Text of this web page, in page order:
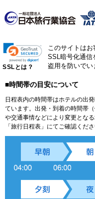
SSLとは？
このサイトは
SSL暗号化通信
盗用を防いでい
■時間帯の目安について
日程表内の時間帯はホテルの出
ています。出発・到着の時間帯
や交通事情などにより変更とな
「旅行日程表」にてご確認くださ